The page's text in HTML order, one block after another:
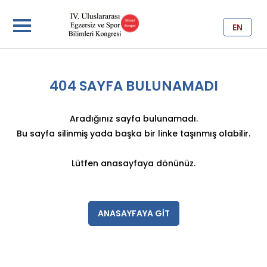
EN
404 SAYFA BULUNAMADI
Aradığınız sayfa bulunamadı.
Bu sayfa silinmiş yada başka bir linke taşınmış olabilir.
Lütfen anasayfaya dönünüz.
ANASAYFAYA GİT